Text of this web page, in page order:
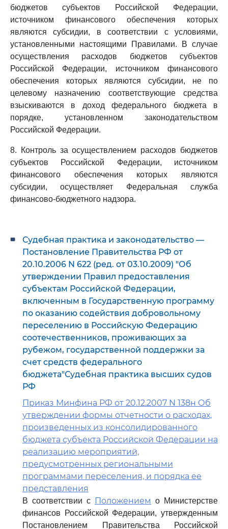
бюджетов субъектов Российской Федерации,
источником финансового обеспечения которых
являются субсидии, в соответствии с условиями,
установленными настоящими Правилами. В случае
осуществления расходов бюджетов субъектов
Российской Федерации, источником финансового
обеспечения которых являются субсидии, не по
целевому назначению соответствующие средства
взыскиваются в доход федерального бюджета в
порядке, установленном законодательством
Российской Федерации.
8. Контроль за осуществлением расходов бюджетов
субъектов Российской Федерации, источником
финансового обеспечения которых являются
субсидии, осуществляет Федеральная служба
финансово-бюджетного надзора.
Судебная практика и законодательство —
Постановление Правительства РФ от
20.10.2006 N 622 (ред. от 03.10.2009) "Об
утверждении Правил предоставления
субъектам Российской Федерации,
включенным в Государственную программу
по оказанию содействия добровольному
переселению в Российскую Федерацию
соотечественников, проживающих за
рубежом, государственной поддержки за
счет средств федерального
бюджета"Судебная практика высших судов
РФ
Приказ Минфина РФ от 20.12.2007 N 138н Об
утверждении формы отчетности о расходах,
произведенных из консолидированного
бюджета субъекта Российской Федерации на
реализацию мероприятий,
предусмотренных региональными
программами переселения, и порядка ее
представления
В соответствии с Положением о Министерстве
финансов Российской Федерации, утвержденным
Постановлением Правительства Российской